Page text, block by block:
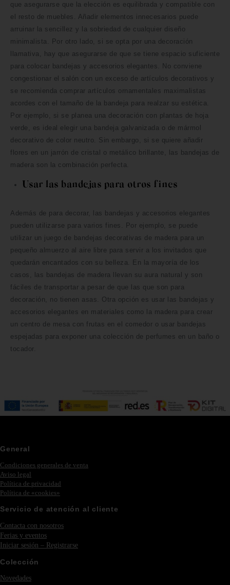
que asegurarse que la elección es equilibrada y compatible con
el resto de muebles. Añadir elementos innecesarios puede
arruinar la sencillez y la sobriedad de cualquier diseño
minimalista. Por otro lado, si se opta por una decoración
llamativa, hay que asegurarse de que se tiene espacio suficiente
para colocar bandejas y accesorios elegantes. No conviene
congestionar el salón con un exceso de artículos decorativos y
se recomienda comprar artículos ornamentales maximalistas
acordes con el tamaño de la bandeja para realzar su estética.
Por ejemplo, si se planea una decoración con plantas de hoja
verde, es ideal elegir una bandeja galvanizada o de mármol
decorativo de color neutro. Sin embargo, si se quiere añadir
flores en un jarrón de cristal o metálico brillante, las bandejas de
madera son la combinación perfecta.
Usar las bandejas para otros fines
Además de para decorar, las bandejas y accesorios elegantes
pueden utilizarse para varios fines. Por ejemplo, se puede
utilizar un juego de bandejas decorativas de madera para un
pequeño almuerzo al aire libre para servir a los invitados que
quedarán encantados con su belleza. En la mayoría de los
casos, las bandejas de madera llevan su aura natural y son
fáciles de transportar a pesar de que las que son para
decoración, no tienen asas. Otra opción es usar las bandejas y
accesorios elegantes en materiales como la madera para crear
un centro de mesa con frutas en el comedor o usar bandejas
espejadas para exponer una colección de perfumes en un baño o
tocador.
General
Condiciones generales de venta
Aviso legal
Política de privacidad
Política de «cookies»
Servicio de atención al cliente
Contacta con nosotros
Ferias y eventos
Iniciar sesión – Registrarse
Colección
Novedades